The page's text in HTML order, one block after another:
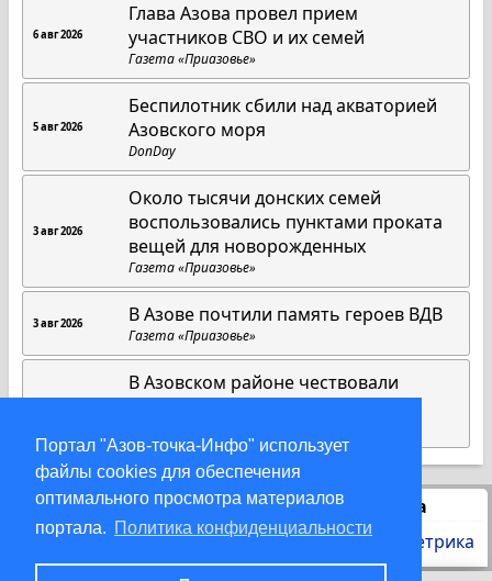
Портал "Азов-точка-Инфо" использует
файлы cookies для обеспечения
оптимального просмотра материалов
портала. Политика конфиденциальности
6 авг 2026
Глава Азова провел прием
участников СВО и их семей
Газета «Приазовье»
5 авг 2026
Беспилотник сбили над акваторией
Азовского моря
DonDay
3 авг 2026
Около тысячи донских семей
воспользовались пунктами проката
вещей для новорожденных
Газета «Приазовье»
3 авг 2026 В Азове почтили память героев ВДВ
Газета «Приазовье»
В Азовском районе чествовали
Статистика